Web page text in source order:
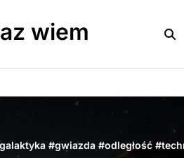
wiem
galaktyka #gwiazda #odległość #